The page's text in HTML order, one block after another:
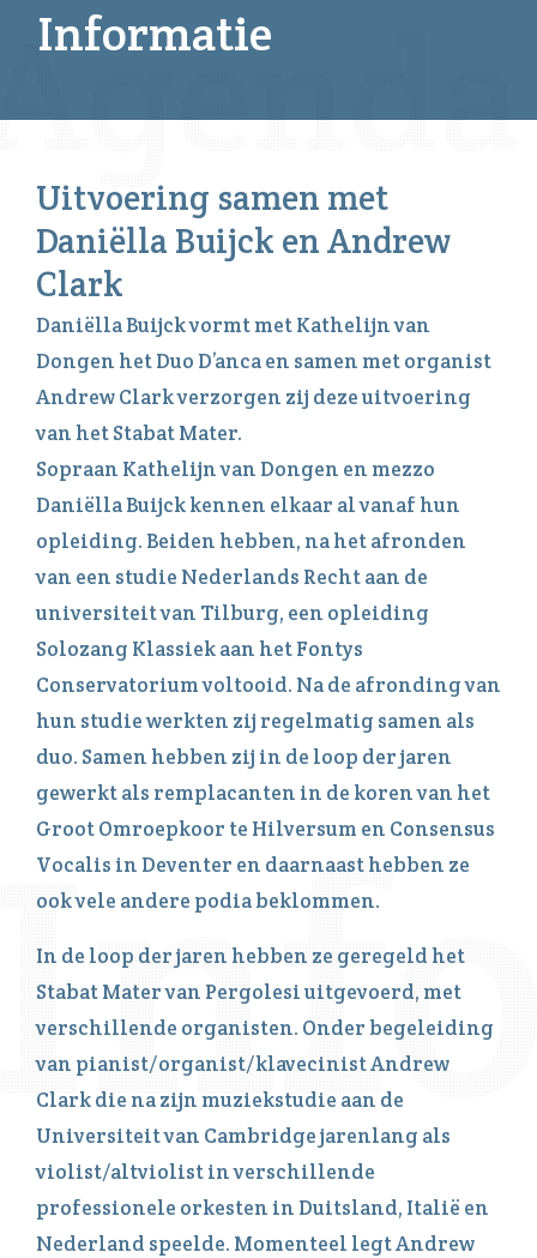
Informatie
Uitvoering samen met
Daniëlla Buijck en Andrew
Clark
Daniëlla Buijck vormt met Kathelijn van
Dongen het Duo D’anca en samen met organist
Andrew Clark verzorgen zij deze uitvoering
van het Stabat Mater.
Sopraan Kathelijn van Dongen en mezzo
Daniëlla Buijck kennen elkaar al vanaf hun
opleiding. Beiden hebben, na het afronden
van een studie Nederlands Recht aan de
universiteit van Tilburg, een opleiding
Solozang Klassiek aan het Fontys
Conservatorium voltooid. Na de afronding van
hun studie werkten zij regelmatig samen als
duo. Samen hebben zij in de loop der jaren
gewerkt als remplacanten in de koren van het
Groot Omroepkoor te Hilversum en Consensus
Vocalis in Deventer en daarnaast hebben ze
ook vele andere podia beklommen.
In de loop der jaren hebben ze geregeld het
Stabat Mater van Pergolesi uitgevoerd, met
verschillende organisten. Onder begeleiding
van pianist/organist/klavecinist Andrew
Clark die na zijn muziekstudie aan de
Universiteit van Cambridge jarenlang als
violist/altviolist in verschillende
professionele orkesten in Duitsland, Italië en
Nederland speelde. Momenteel legt Andrew